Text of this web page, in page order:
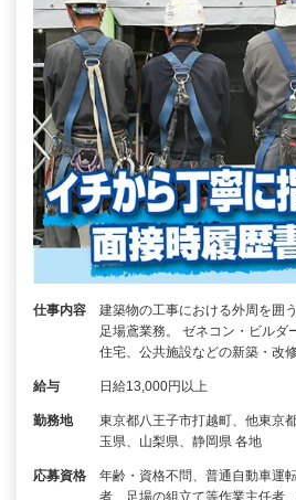
仕事内容
建築物の工事における外周を囲
足場鳶業務。 ゼネコン・ビルダ
住宅、公共施設などの新築・改
給与 日給13,000円以上
勤務地
東京都八王子市打越町、他東京
玉県、山梨県、静岡県 各地
応募資格
年齢・資格不問、普通自動車運
者、足場の組立て等作業主任者